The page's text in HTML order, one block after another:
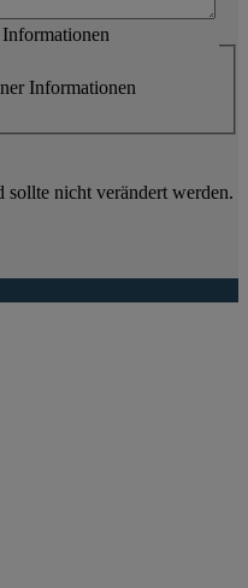
Informationen
nicht verändert werden.